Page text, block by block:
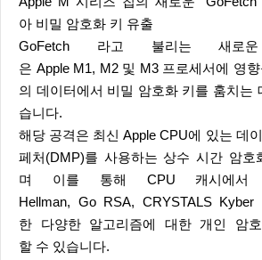
아 비밀 암호화 키 유출
GoFetch 라고 불리는 새로
은 Apple M1, M2 및 M3 프로세서에 영향
의 데이터에서 비밀 암호화 키를 훔치는
습니다.
해당 공격은 최신 Apple CPU에 있는 데
페처(DMP)를 사용하는 상수 시간 암호
며 이를 통해 CPU 캐시에서
Hellman, Go RSA, CRYSTALS
한 다양한 알고리즘에 대한 개인 암
할 수 있습니다.